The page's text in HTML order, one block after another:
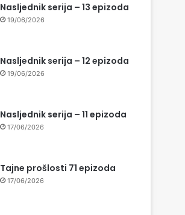
Nasljednik serija – 13 epizoda
19/06/2026
Nasljednik serija – 12 epizoda
19/06/2026
Nasljednik serija – 11 epizoda
17/06/2026
Tajne prošlosti 71 epizoda
17/06/2026